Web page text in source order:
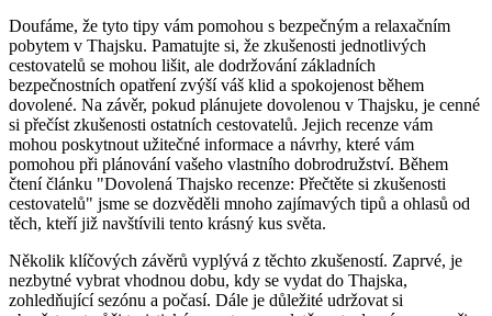
Doufáme, že tyto tipy vám pomohou s bezpečným a relaxačním
pobytem v Thajsku. Pamatujte si, že zkušenosti jednotlivých
cestovatelů se mohou lišit, ale dodržování základních
bezpečnostních opatření zvýší váš klid a spokojenost během
dovolené. Na závěr, pokud plánujete dovolenou v Thajsku, je cenné
si přečíst zkušenosti ostatních cestovatelů. Jejich recenze vám
mohou poskytnout užitečné informace a návrhy, které vám
pomohou při plánování vašeho vlastního dobrodružství. Během
čtení článku "Dovolená Thajsko recenze: Přečtěte si zkušenosti
cestovatelů" jsme se dozvěděli mnoho zajímavých tipů a ohlasů od
těch, kteří již navštívili tento krásný kus světa.
Několik klíčových závěrů vyplývá z těchto zkušeností. Zaprvé, je
nezbytné vybrat vhodnou dobu, kdy se vydat do Thajska,
zohledňující sezónu a počasí. Dále je důležité udržovat si